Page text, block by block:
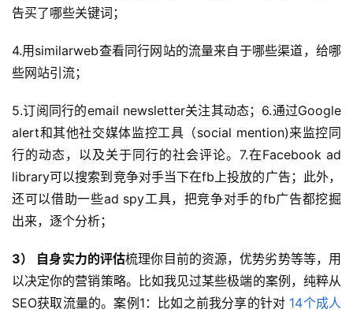
告买了哪些关键词；
4.用similarweb查看同行网站的流量来自于哪些渠道，给哪
些网站引流；
5.订阅同行的email newsletter关注其动态；6.通过Google
alert和其他社交媒体监控工具（social mention)来监控同
行的动态，以及关于同行的社会评论。7.在Facebook ad
library可以搜索到竞争对手当下在fb上投放的广告；此外，
还可以借助一些ad spy工具，把竞争对手的fb广告都挖掘
出来，逐个分析；
3） 自身实力的评估梳理你目前的资源，优势劣势等等，用
以决定你的营销策略。比如我见过某些极端的案例，纯粹从
SEO获取流量的。案例1：比如之前我分享的针对 14个成人